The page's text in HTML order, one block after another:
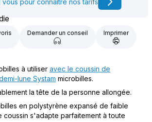
pour connaître nos tarifs
Demander un conseil Imprimer
à utiliser avec le coussin de
lune Systam microbilles.
la tête de la personne allongée.
en polystyrène expansé de faible
coussin s'adapte parfaitement à toute